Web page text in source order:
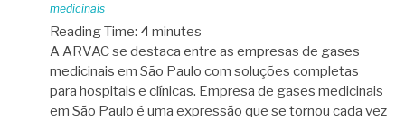
medicinais
Reading Time: 4 minutes
A ARVAC se destaca entre as empresas de gases
medicinais em São Paulo com soluções completas
para hospitais e clínicas. Empresa de gases medicinais
em São Paulo é uma expressão que se tornou cada vez